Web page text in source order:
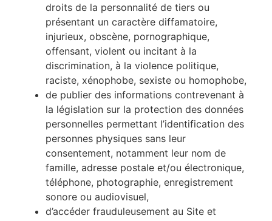
droits de la personnalité de tiers ou
présentant un caractère diffamatoire,
injurieux, obscène, pornographique,
offensant, violent ou incitant à la
discrimination, à la violence politique,
raciste, xénophobe, sexiste ou homophobe,
de publier des informations contrevenant à
la législation sur la protection des données
personnelles permettant l’identification des
personnes physiques sans leur
consentement, notamment leur nom de
famille, adresse postale et/ou électronique,
téléphone, photographie, enregistrement
sonore ou audiovisuel,
d’accéder frauduleusement au Site et